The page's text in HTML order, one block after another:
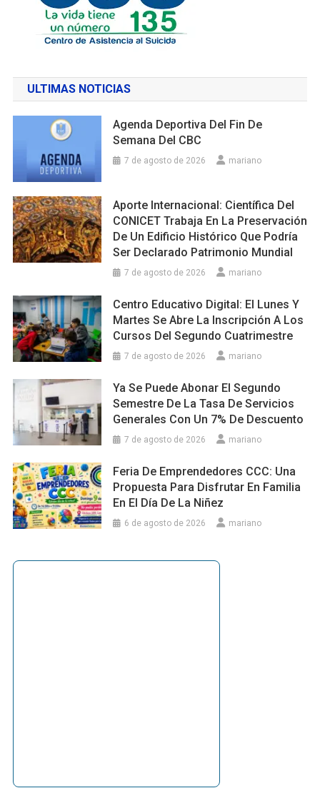
ULTIMAS NOTICIAS
Agenda Deportiva Del Fin De
Semana Del CBC
7 de agosto de 2026 mariano
Aporte Internacional: Científica Del
CONICET Trabaja En La Preservación
De Un Edificio Histórico Que Podría
Ser Declarado Patrimonio Mundial
7 de agosto de 2026 mariano
Centro Educativo Digital: El Lunes Y
Martes Se Abre La Inscripción A Los
Cursos Del Segundo Cuatrimestre
7 de agosto de 2026 mariano
Ya Se Puede Abonar El Segundo
Semestre De La Tasa De Servicios
Generales Con Un 7% De Descuento
7 de agosto de 2026 mariano
Feria De Emprendedores CCC: Una
Propuesta Para Disfrutar En Familia
En El Día De La Niñez
6 de agosto de 2026 mariano